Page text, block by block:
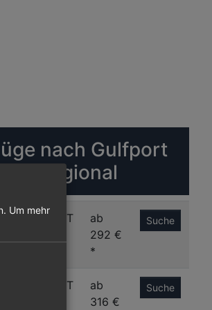
nach Gulfport
Regional
GPT
ab
292 €
*
Suche
GPT
ab
316 €
Suche
Um mehr